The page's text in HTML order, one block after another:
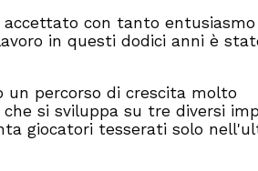
accettato con tanto entusiasmo
in questi dodici anni è
un percorso di crescita molto
si sviluppa su tre diversi
giocatori tesserati solo